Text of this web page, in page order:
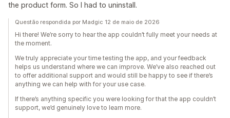
the product form. So I had to uninstall.
Questão respondida por Madgic 12 de maio de 2026
Hi there! We’re sorry to hear the app couldn’t fully meet your needs at
the moment.
We truly appreciate your time testing the app, and your feedback
helps us understand where we can improve. We’ve also reached out
to offer additional support and would still be happy to see if there’s
anything we can help with for your use case.
If there’s anything specific you were looking for that the app couldn’t
support, we’d genuinely love to learn more.